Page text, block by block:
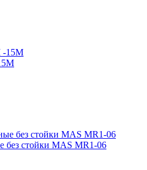
без стойки MAS MR1-06